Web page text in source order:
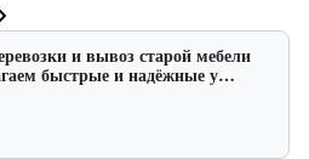
и вывоз старой мебели
быстрые и надёжные у…